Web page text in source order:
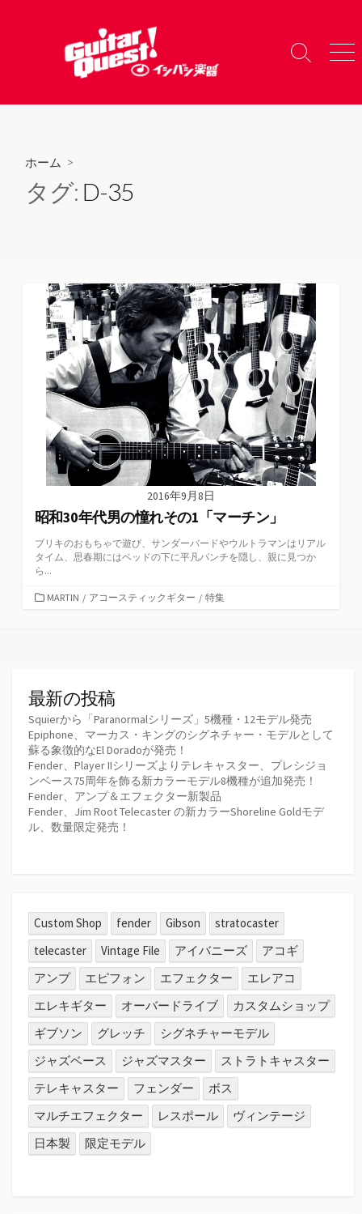
へ
検
り
メ
ー
ホーム >
タグ: D-35
2016年9月8日
昭和30年代男の憧れその1「マーチン」
ブリキのおもちゃで遊び、サンダーバードやウルトラマンはリアル
タイム、思春期にはベッドの下に平凡パンチを隠し、親に見つか
ら...
カMARTIN / アコースティックギター / 特集
最新の投稿
Squierから「Paranormalシリーズ」5機種・12モデル発売
Epiphone、マーカス・キングのシグネチャー・モデルとして
蘇る象徴的なEl Doradoが発売！
Fender、Player IIシリーズよりテレキャスター、プレシジョ
ンベース75周年を飾る新カラーモデル8機種が追加発売！
Fender、アンプ＆エフェクター新製品
Fender、Jim Root Telecaster の新カラーShoreline Goldモデ
ル、数量限定発売！
Custom Shop fender Gibson
stratocaster
telecaster
Vintage File アイバニーズ
アコギ
アンプ
エピフォン エフェクター
エレアコ
エレキギター
オーバードライブ
カスタムショップ
ギブソン
グレッチ
シグネチャーモデル
ジャズベース
ジャズマスター
ストラトキャスター
テレキャスター
フェンダー
ボス
マルチエフェクター
レスポール
ヴィンテージ
日本製
限定モデル